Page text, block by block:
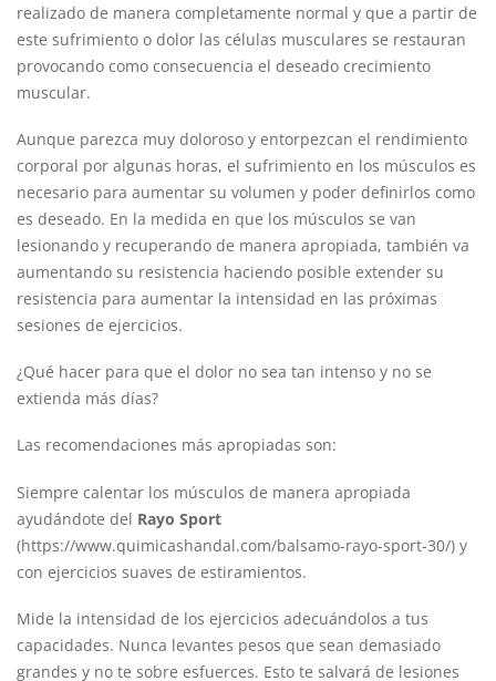
realizado de manera completamente normal y que a partir de
este sufrimiento o dolor las células musculares se restauran
provocando como consecuencia el deseado crecimiento
muscular.
Aunque parezca muy doloroso y entorpezcan el rendimiento
corporal por algunas horas, el sufrimiento en los músculos es
necesario para aumentar su volumen y poder definirlos como
es deseado. En la medida en que los músculos se van
lesionando y recuperando de manera apropiada, también va
aumentando su resistencia haciendo posible extender su
resistencia para aumentar la intensidad en las próximas
sesiones de ejercicios.
¿Qué hacer para que el dolor no sea tan intenso y no se
extienda más días?
Las recomendaciones más apropiadas son:
Siempre calentar los músculos de manera apropiada
ayudándote del Rayo Sport
(https://www.quimicashandal.com/balsamo-rayo-sport-30/) y
con ejercicios suaves de estiramientos.
Mide la intensidad de los ejercicios adecuándolos a tus
capacidades. Nunca levantes pesos que sean demasiado
grandes y no te sobre esfuerces. Esto te salvará de lesiones